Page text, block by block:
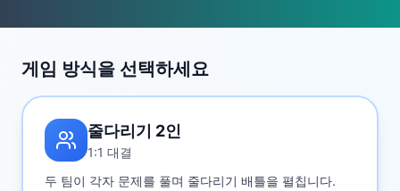
게임 방식을 선택하세요
줄다리기 2인
1:1 대결
두 팀이 각자 문제를 풀며 줄다리기 배틀을 펼칩니다.